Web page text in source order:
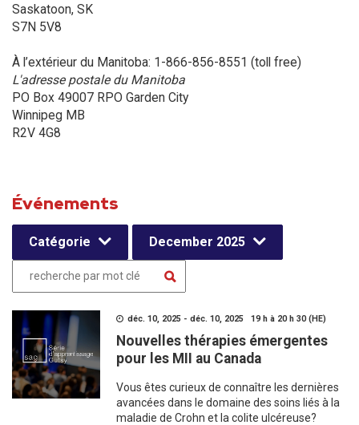
Saskatoon, SK
S7N 5V8
À l’extérieur du Manitoba: 1-866-856-8551 (toll free)
L'adresse postale du Manitoba
PO Box 49007 RPO Garden City
Winnipeg MB
R2V 4G8
Événements
Catégorie December 2025
déc. 10, 2025 - déc. 10, 2025 19 h à 20 h 30 (HE)
Nouvelles thérapies émergentes
pour les MII au Canada
Vous êtes curieux de connaître les dernières
avancées dans le domaine des soins liés à la
maladie de Crohn et la colite ulcéreuse?